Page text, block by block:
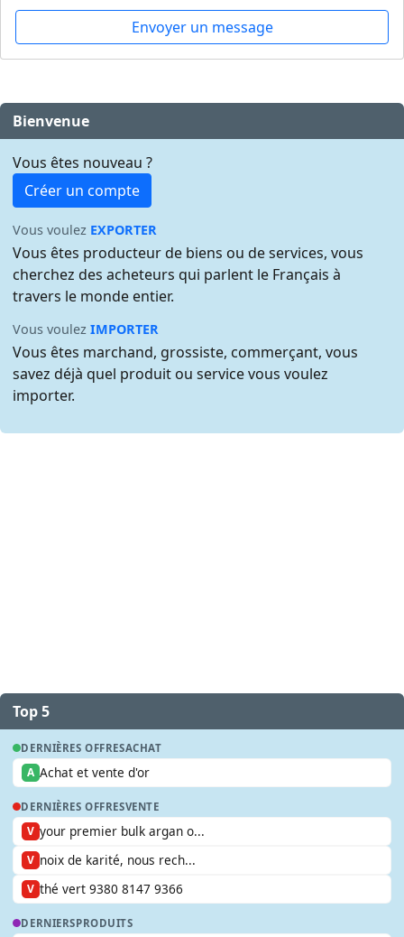
Envoyer un message
Bienvenue
Vous êtes nouveau ?
Créer un compte
Vous voulez EXPORTER
Vous êtes producteur de biens ou de services, vous
cherchez des acheteurs qui parlent le Français à
travers le monde entier.
Vous voulezIMPORTER
Vous êtes marchand, grossiste, commerçant, vous
savez déjà quel produit ou service vous voulez
importer.
Top 5
DERNIÈRES OFFRESACHAT
A Achat et vente d'or
DERNIÈRES OFFRESVENTE
V your premier bulk argan o...
V noix de karité, nous rech...
V thé vert 9380 8147 9366
DERNIERSPRODUITS